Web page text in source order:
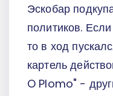
Эскобар
политиков.
то в ход
картель
O Plomo" -